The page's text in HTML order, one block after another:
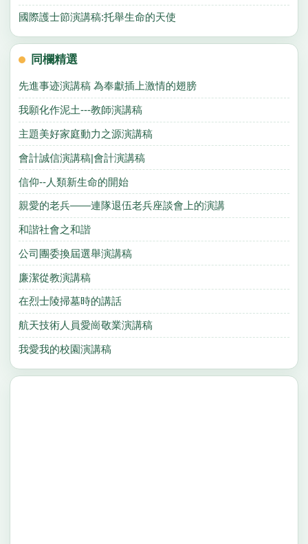
國際護士節演講稿:托舉生命的天使
同欄精選
先進事迹演講稿 為奉獻插上激情的翅膀
我願化作泥土---教師演講稿
主題美好家庭動力之源演講稿
會計誠信演講稿|會計演講稿
信仰--人類新生命的開始
親愛的老兵——連隊退伍老兵座談會上的演講
和諧社會之和諧
公司團委換屆選舉演講稿
廉潔從教演講稿
在烈士陵掃墓時的講話
航天技術人員愛崗敬業演講稿
我愛我的校園演講稿